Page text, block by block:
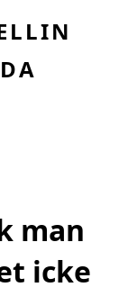
man
icke